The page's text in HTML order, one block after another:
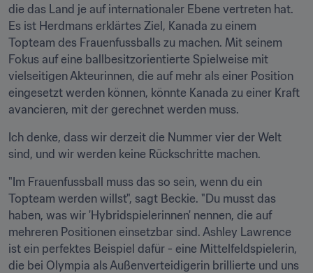
die das Land je auf internationaler Ebene vertreten hat.
Es ist Herdmans erklärtes Ziel, Kanada zu einem
Topteam des Frauenfussballs zu machen. Mit seinem
Fokus auf eine ballbesitzorientierte Spielweise mit
vielseitigen Akteurinnen, die auf mehr als einer Position
eingesetzt werden können, könnte Kanada zu einer Kraft
avancieren, mit der gerechnet werden muss.
Ich denke, dass wir derzeit die Nummer vier der Welt
sind, und wir werden keine Rückschritte machen.
"Im Frauenfussball muss das so sein, wenn du ein
Topteam werden willst", sagt Beckie. "Du musst das
haben, was wir 'Hybridspielerinnen' nennen, die auf
mehreren Positionen einsetzbar sind. Ashley Lawrence
ist ein perfektes Beispiel dafür - eine Mittelfeldspielerin,
die bei Olympia als Außenverteidigerin brillierte und uns